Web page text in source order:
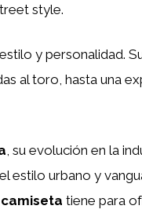
style.
y personalidad.
al toro, hasta una
, su evolución en la
urbano y
tiene para